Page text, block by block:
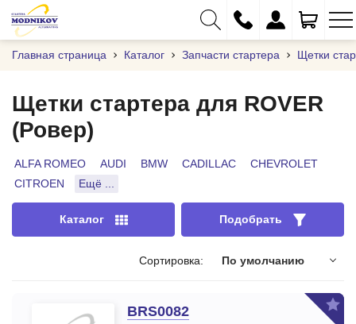
+375 (17) 373-97-09
info@modnikov.com
Главная страница Каталог Запчасти стартера Щетки
Щетки стартера для ROVER
(Ровер)
ALFA ROMEO AUDI BMW CADILLAC
CHEVROLET
CITROEN
Ещё ...
Каталог Подобрать
Сортировка: По умолчанию
BRS0082